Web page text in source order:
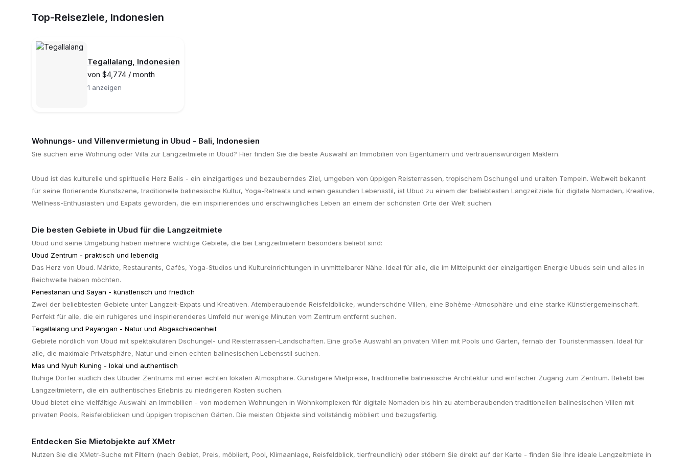
Top-Reiseziele, Indonesien
Tegallalang, Indonesien
von $4,774 / month
1 anzeigen
Wohnungs- und Villenvermietung in Ubud - Bali, Indonesien
Sie suchen eine Wohnung oder Villa zur Langzeitmiete in Ubud? Hier finden Sie die beste Auswahl an Immobilien von Eigentümern und vertrauenswürdigen Maklern.
Ubud ist das kulturelle und spirituelle Herz Balis - ein einzigartiges und bezauberndes Ziel, umgeben von üppigen Reisterrassen, tropischem Dschungel und uralten Tempeln. Weltweit bekannt
für seine florierende Kunstszene, traditionelle balinesische Kultur, Yoga-Retreats und einen gesunden Lebensstil, ist Ubud zu einem der beliebtesten Langzeitziele für digitale Nomaden, Kreative,
Wellness-Enthusiasten und Expats geworden, die ein inspirierendes und erschwingliches Leben an einem der schönsten Orte der Welt suchen.
Die besten Gebiete in Ubud für die Langzeitmiete
Ubud und seine Umgebung haben mehrere wichtige Gebiete, die bei Langzeitmietern besonders beliebt sind:
Ubud Zentrum - praktisch und lebendig
Das Herz von Ubud. Märkte, Restaurants, Cafés, Yoga-Studios und Kultureinrichtungen in unmittelbarer Nähe. Ideal für alle, die im Mittelpunkt der einzigartigen Energie Ubuds sein und alles in
Reichweite haben möchten.
Penestanan und Sayan - künstlerisch und friedlich
Zwei der beliebtesten Gebiete unter Langzeit-Expats und Kreativen. Atemberaubende Reisfeldblicke, wunderschöne Villen, eine Bohème-Atmosphäre und eine starke Künstlergemeinschaft.
Perfekt für alle, die ein ruhigeres und inspirierenderes Umfeld nur wenige Minuten vom Zentrum entfernt suchen.
Tegallalang und Payangan - Natur und Abgeschiedenheit
Gebiete nördlich von Ubud mit spektakulären Dschungel- und Reisterrassen-Landschaften. Eine große Auswahl an privaten Villen mit Pools und Gärten, fernab der Touristenmassen. Ideal für
alle, die maximale Privatsphäre, Natur und einen echten balinesischen Lebensstil suchen.
Mas und Nyuh Kuning - lokal und authentisch
Ruhige Dörfer südlich des Ubuder Zentrums mit einer echten lokalen Atmosphäre. Günstigere Mietpreise, traditionelle balinesische Architektur und einfacher Zugang zum Zentrum. Beliebt bei
Langzeitmietern, die ein authentisches Erlebnis zu niedrigeren Kosten suchen.
Ubud bietet eine vielfältige Auswahl an Immobilien - von modernen Wohnungen in Wohnkomplexen für digitale Nomaden bis hin zu atemberaubenden traditionellen balinesischen Villen mit
privaten Pools, Reisfeldblicken und üppigen tropischen Gärten. Die meisten Objekte sind vollständig möbliert und bezugsfertig.
Entdecken Sie Mietobjekte auf XMetr
Nutzen Sie die XMetr-Suche mit Filtern (nach Gebiet, Preis, möbliert, Pool, Klimaanlage, Reisfeldblick, tierfreundlich) oder stöbern Sie direkt auf der Karte - finden Sie Ihre ideale Langzeitmiete in